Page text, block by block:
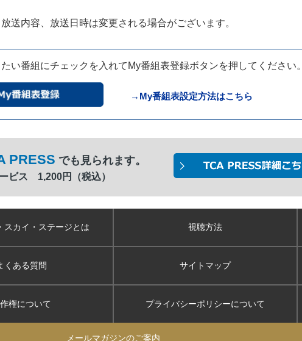
送内容、放送日時は変更される場合がございます。
い番組にチェックを入れてMy番組表登録ボタンを押してください。
→My番組表設定方法はこちら
PRESS でも見られます。
ビス 1,200円（税込）
スカイ ・ステージとは 視聴方法
くある質問 サイトマップ
権について プライバシーポリシーについて
メールマガジンのご案内